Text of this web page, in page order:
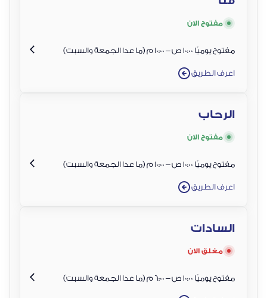
مفتوح الان
مفتوح يوميًا 10:00 ص – 10:00 م (ما عدا الجمعة والسبت)
اعرف الطريق
الرحاب
مفتوح الان
مفتوح يوميًا 10:00 ص – 10:00 م (ما عدا الجمعة والسبت)
اعرف الطريق
السادات
مغلق الان
مفتوح يوميًا 10:00 ص – 6:00 م (ما عدا الجمعة والسبت)